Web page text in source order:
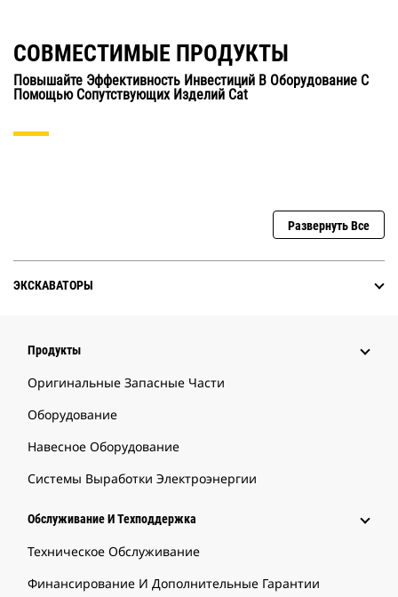
СОВМЕСТИМЫЕ ПРОДУКТЫ
Повышайте Эффективность Инвестиций В Оборудование С
Помощью Сопутствующих Изделий Cat
Развернуть Все
ЭКСКАВАТОРЫ
Продукты
Оригинальные Запасные Части
Оборудование
Навесное Оборудование
Системы Выработки Электроэнергии
Обслуживание И Техподдержка
Техническое Обслуживание
Финансирование И Дополнительные Гарантии